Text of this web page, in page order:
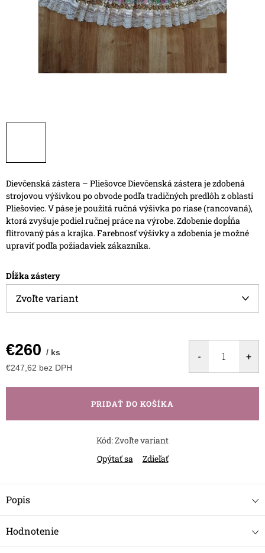
Dievčenská zástera – PliešovceDievčenská zástera je zdobená
strojovou výšivkou po obvode podľa tradičných predlôh z oblasti
Pliešoviec.V páse je použitá ručná výšivka po riase (rancovaná),
ktorá zvyšuje podiel ručnej práce na výrobe. Zdobenie dopĺňa
flitrovaný pás a krajka.Farebnosť výšivky a zdobenia je možné
upraviť podľa požiadaviek zákazníka.
Dĺžka zástery
€260 / ks
€247,62 bez DPH
cena:
PRIDAŤ DO KOŠÍKA
Kód:Zvoľte variant
Opýtať sa
Zdieľať
Popis
Hodnotenie